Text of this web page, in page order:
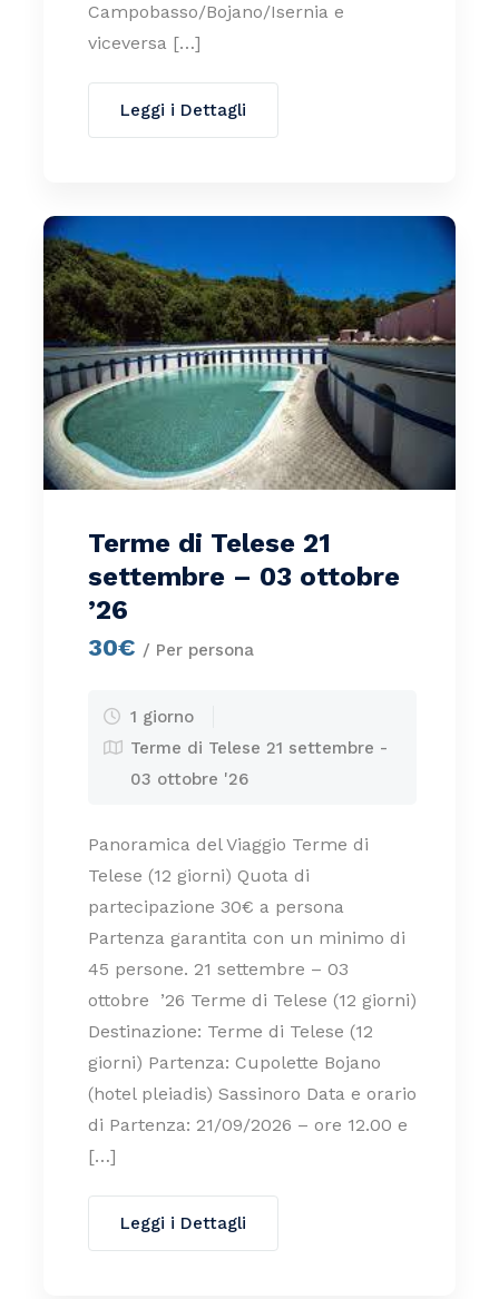
Campobasso/Bojano/Isernia e
viceversa […]
Leggi i Dettagli
Terme di Telese 21
settembre – 03 ottobre
’26
30€ / Per persona
1 giorno
Terme di Telese 21 settembre -
03 ottobre '26
Panoramica del Viaggio Terme di
Telese (12 giorni) Quota di
partecipazione 30€ a persona
Partenza garantita con un minimo di
45 persone. 21 settembre – 03
ottobre ’26 Terme di Telese (12 giorni)
Destinazione: Terme di Telese (12
giorni) Partenza: Cupolette Bojano
(hotel pleiadis) Sassinoro Data e orario
di Partenza: 21/09/2026 – ore 12.00 e
[…]
Leggi i Dettagli